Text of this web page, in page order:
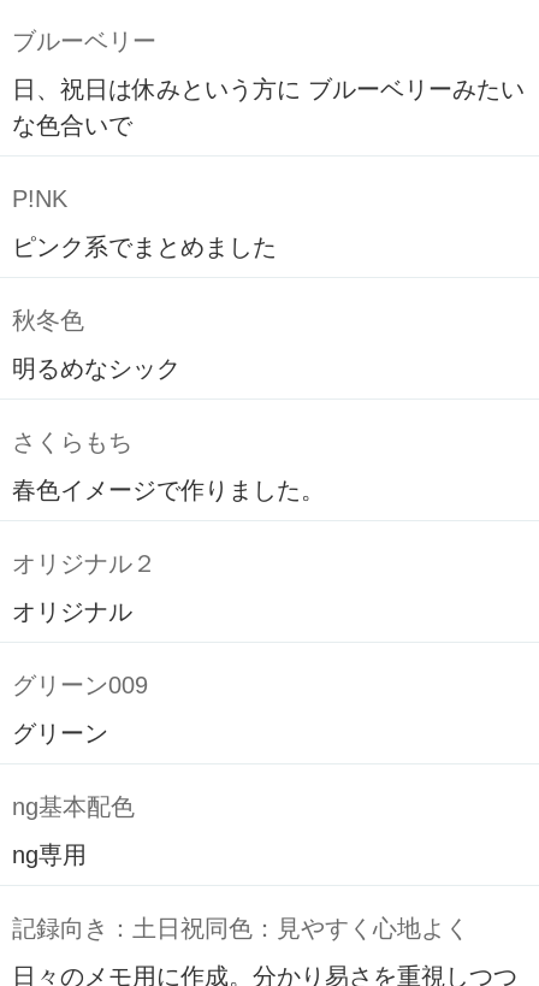
ブルーベリー
日、祝日は休みという方に ブルーベリーみたい
な色合いで
P!NK
ピンク系でまとめました
秋冬色
明るめなシック
さくらもち
春色イメージで作りました。
オリジナル２
オリジナル
グリーン009
グリーン
ng基本配色
ng専用
記録向き：土日祝同色：見やすく心地よく
日々のメモ用に作成。分かり易さを重視しつつ